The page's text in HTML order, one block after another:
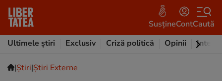
SusțineContCaută
Ultimele știri
Exclusiv Criză politică Opinii
|Ştiri|Știri Externe